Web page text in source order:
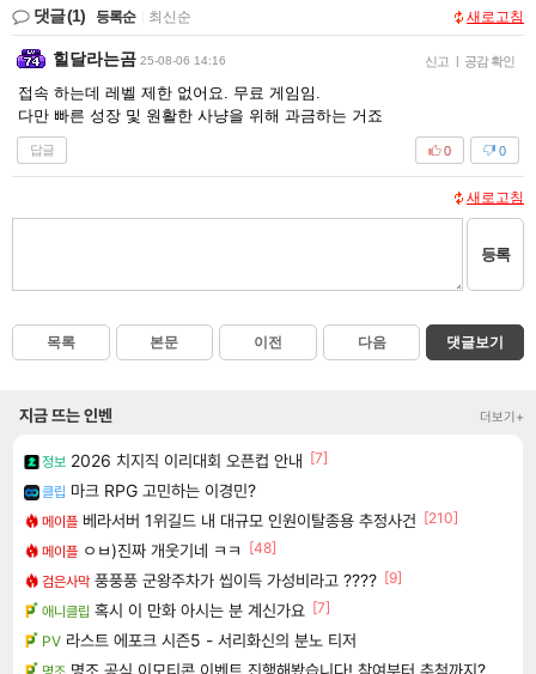
댓글(1) 등록순 최신순 새로고침
힐달라는곰 25-08-06 14:16 신고 | 공감 확인
접속 하는데 레벨 제한 없어요. 무료 게임임.
다만 빠른 성장 및 원활한 사냥을 위해 과금하는 거죠
답글 0
0
새로고침
등록
목록 본문 이전 다음 댓글보기
지금 뜨는 인벤 더보기+
정보 2026 치지직 이리대회 오픈컵 안내 [7]
클립 마크 RPG 고민하는 이경민?
메이플 베라서버 1위길드 내 대규모 인원이탈종용 추정사건 [210]
메이플 ㅇㅂ)진짜 개웃기네 ㅋㅋ
[48]
검은사막 풍풍풍 군왕주차가 씹이득 가성비라고 ???? [9]
애니클립 혹시 이 만화 아시는 분 계신가요 [7]
PV 라스트 에포크 시즌5 - 서리화신의 분노 티저
명조 공식 이모티콘 이벤트 진행해봤습니다! 참여부터 추첨까지????